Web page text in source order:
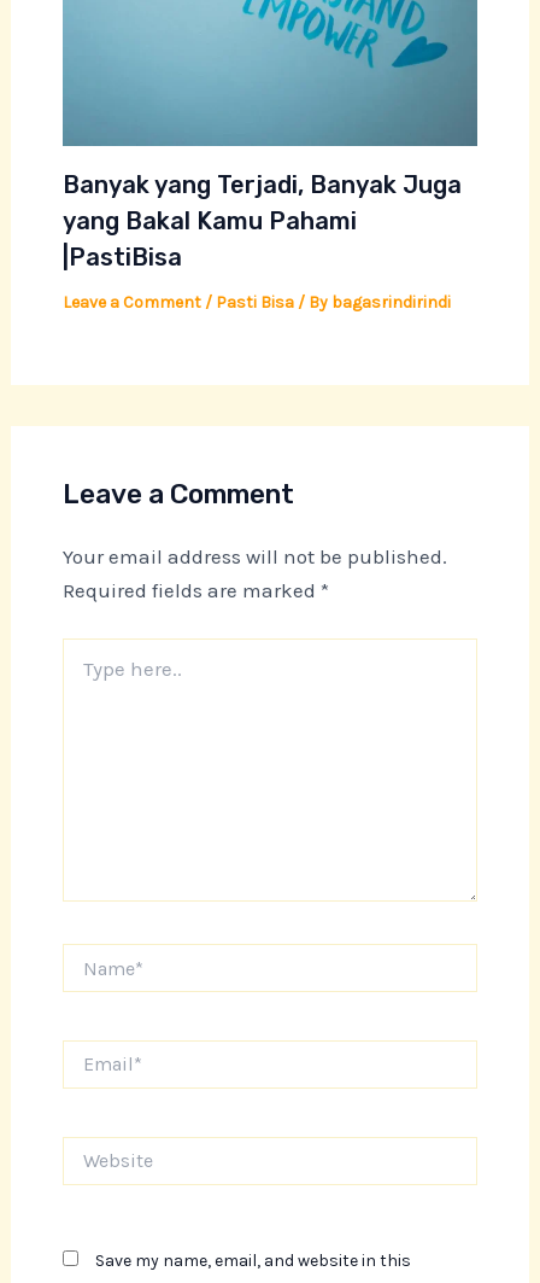
Banyak yang Terjadi, Banyak Juga
yang Bakal Kamu Pahami
|PastiBisa
Leave a Comment / Pasti Bisa/ By bagasrindirindi
Leave a Comment
Your email address will not be published.
Required fields are marked *
here..
Save my name, email, and website in this